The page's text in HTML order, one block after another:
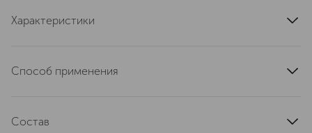
Характеристики
Способ применения
Состав